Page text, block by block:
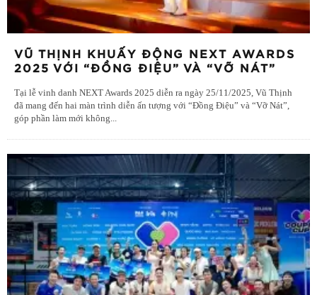
VŨ THỊNH KHUẤY ĐỘNG NEXT AWARDS
2025 VỚI “ĐỒNG ĐIỆU” VÀ “VỠ NÁT”
Tại lễ vinh danh NEXT Awards 2025 diễn ra ngày 25/11/2025, Vũ Thịnh
đã mang đến hai màn trình diễn ấn tượng với “Đồng Điệu” và “Vỡ Nát”,
góp phần làm mới không...